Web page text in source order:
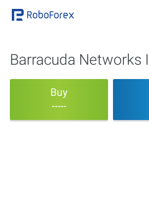
Barracuda Networks
Buy
-----